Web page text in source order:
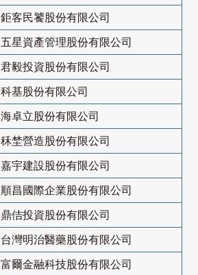
鉅客民饕股份有限公司
五星資產管理股份有限公司
君毅投資股份有限公司
科基股份有限公司
海卓立股份有限公司
秝埜營造股份有限公司
嘉宇建設股份有限公司
順昌國際企業股份有限公司
鼎佶投資股份有限公司
台灣明治醫藥股份有限公司
富爾金融科技股份有限公司